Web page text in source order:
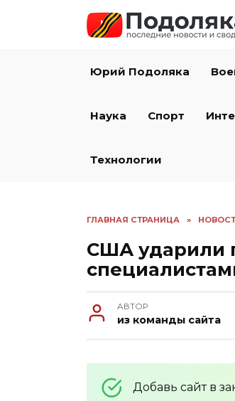
Юрий Подоляка
Наука Спорт
Технологии
ГЛАВНАЯ СТРАНИЦА »
США ударили
АВТОР
из команды сайта
Добавь сайт в